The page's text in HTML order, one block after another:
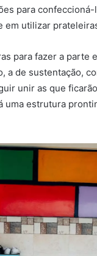
para confeccioná-
em utilizar
para fazer a parte
a de sustentação,
unir as que
uma estrutura